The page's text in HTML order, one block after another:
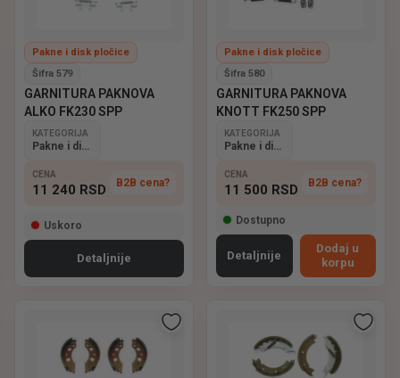
Pakne i disk pločice
Šifra 579
GARNITURA PAKNOVA
ALKO FK230 SPP
KATEGORIJA
CENA
11 240 RSD B2B cena?
Uskoro
Detaljnije
Pakne i disk pločice
Šifra 580
GARNITURA PAKNOVA
KNOTT FK250 SPP
KATEGORIJA
CENA
11 500 RSD B2B cena?
Dostupno
Detaljnije
Dodaj u
korpu